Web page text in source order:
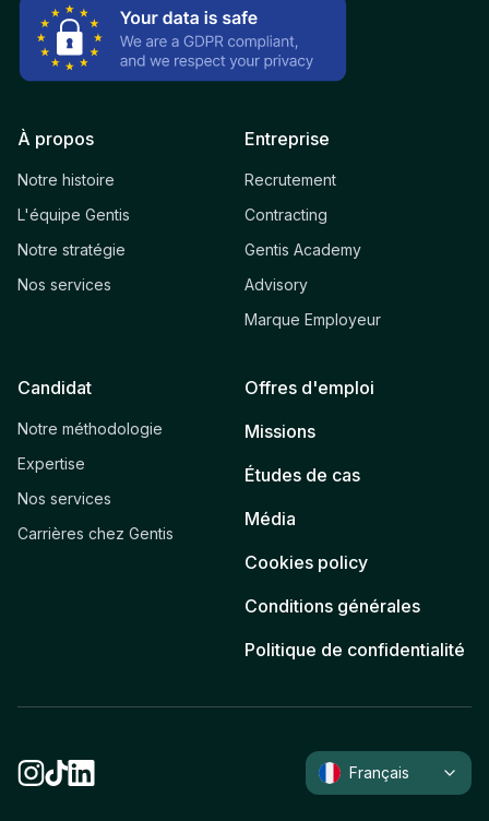
À propos
Notre histoire
L'équipe Gentis
Notre stratégie
Nos services
Entreprise
Recrutement
Contracting
Gentis Academy
Advisory
Marque Employeur
Candidat
Notre méthodologie
Expertise
Nos services
Carrières chez Gentis
Offres d'emploi
Missions
Études de cas
Média
Cookies policy
Conditions générales
Politique de confidentialité
Français